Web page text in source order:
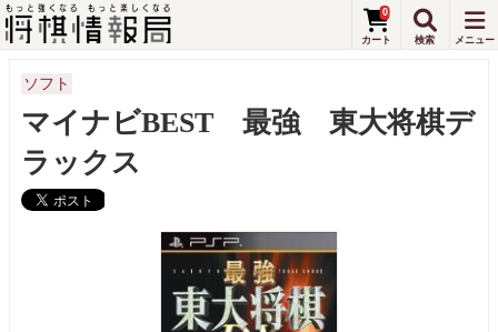
0
ソフト
マイナビBEST 最強 東大将棋デ
ラックス